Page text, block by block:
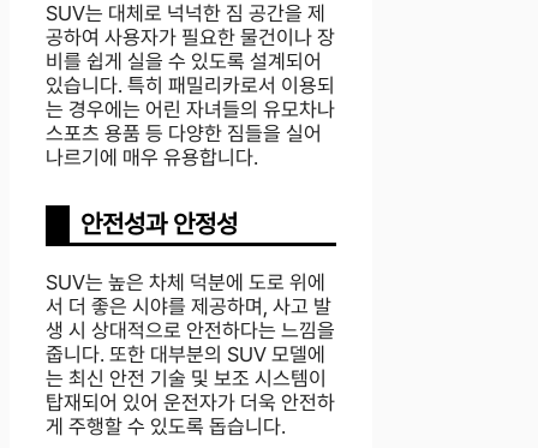
SUV는 대체로 넉넉한 짐 공간을 제
공하여 사용자가 필요한 물건이나 장
비를 쉽게 실을 수 있도록 설계되어
있습니다. 특히 패밀리카로서 이용되
는 경우에는 어린 자녀들의 유모차나
스포츠 용품 등 다양한 짐들을 실어
나르기에 매우 유용합니다.
안전성과 안정성
SUV는 높은 차체 덕분에 도로 위에
서 더 좋은 시야를 제공하며, 사고 발
생 시 상대적으로 안전하다는 느낌을
줍니다. 또한 대부분의 SUV 모델에
는 최신 안전 기술 및 보조 시스템이
탑재되어 있어 운전자가 더욱 안전하
게 주행할 수 있도록 돕습니다.